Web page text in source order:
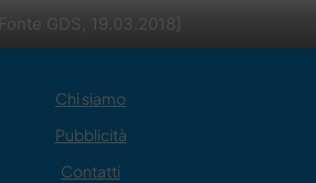
[Fonte GDS, 19.03.2018]
Chi siamo
Pubblicità
Contatti